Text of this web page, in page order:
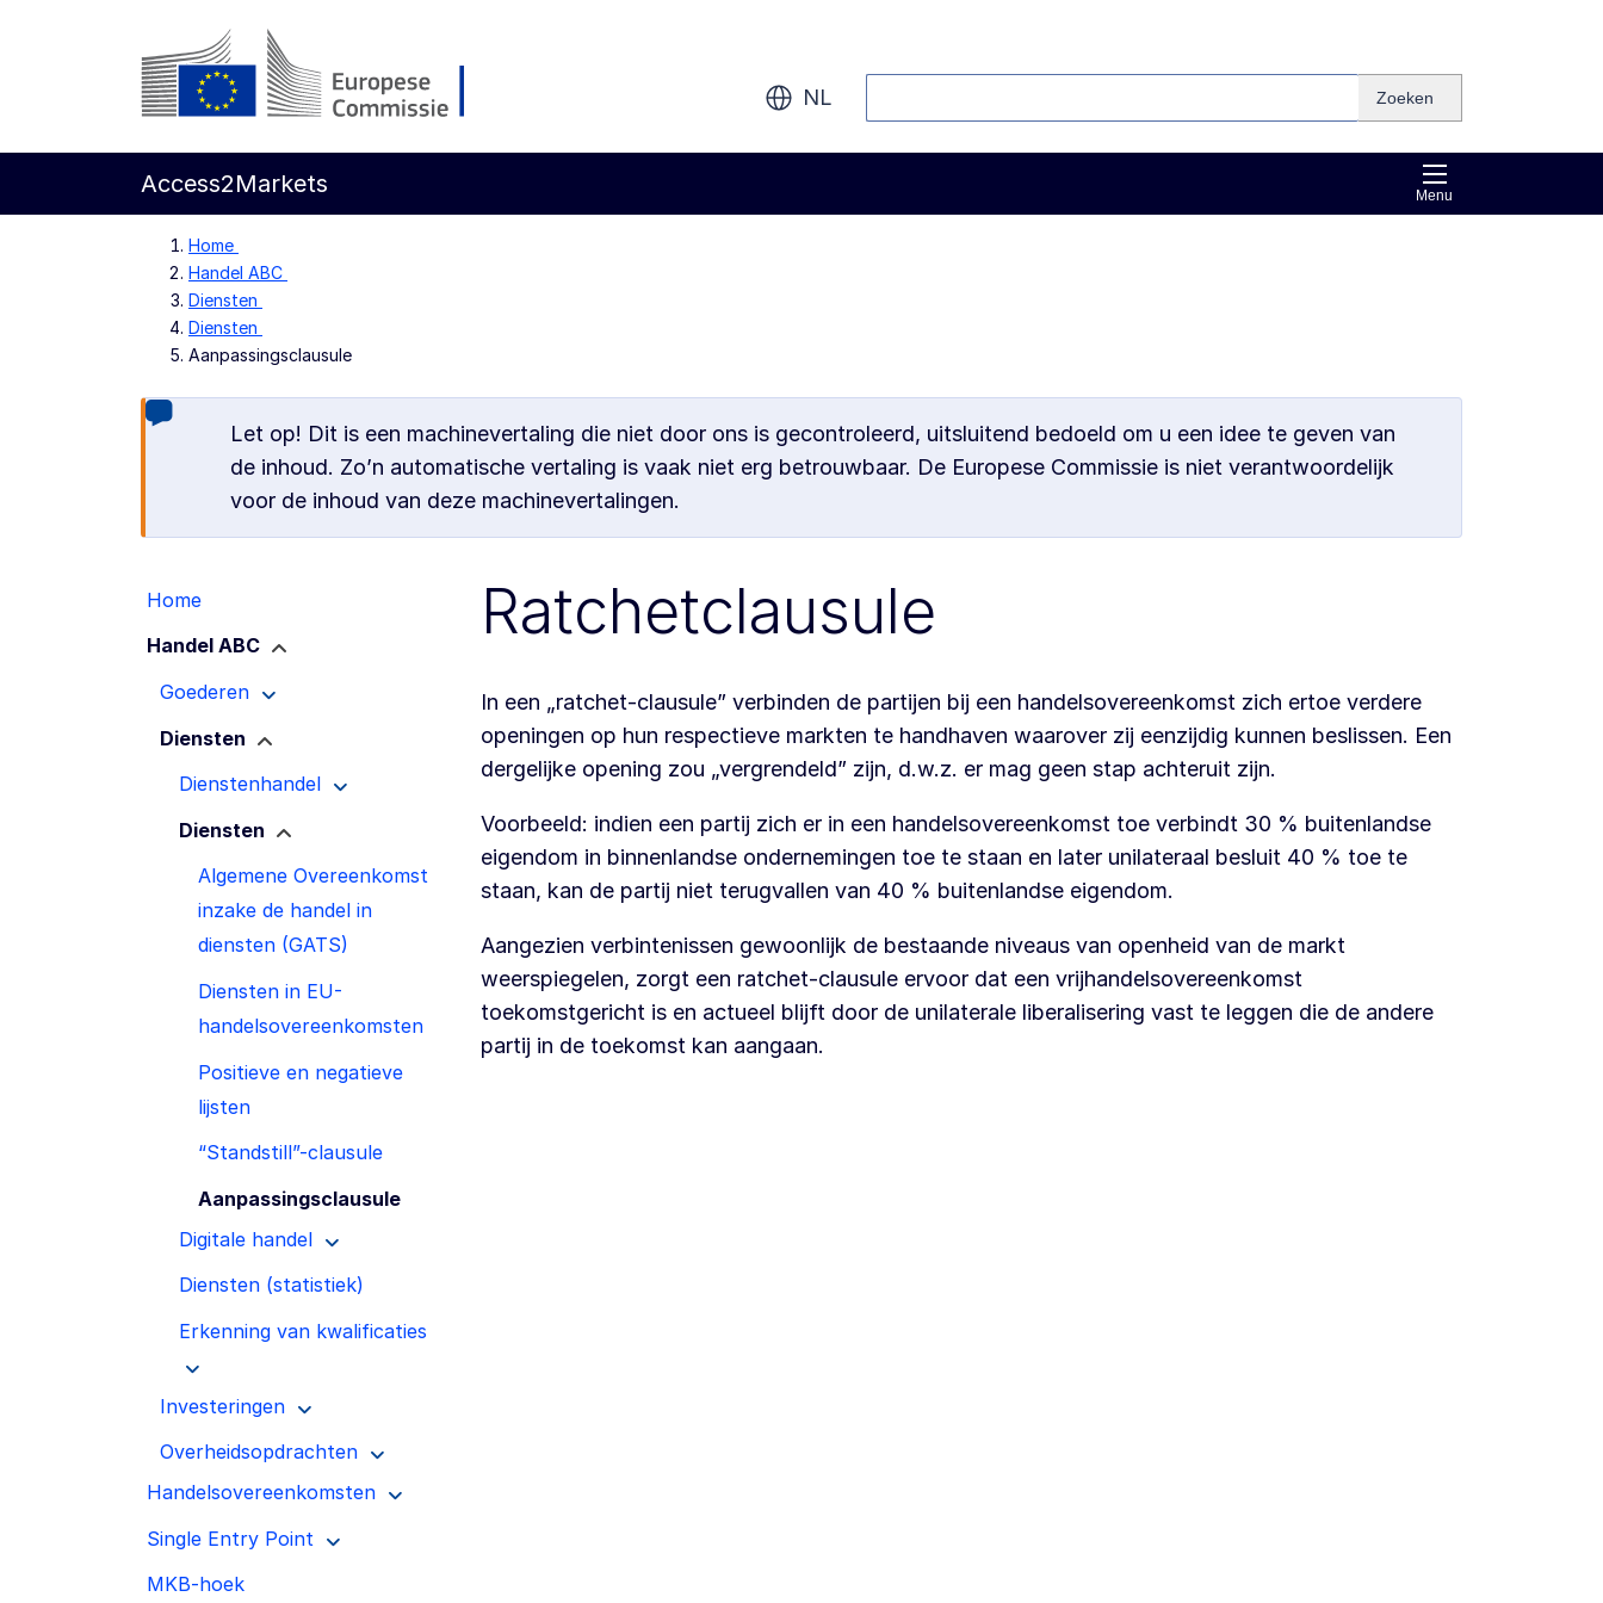
Direct naar de inhoud
NL Zoeken
Menu
Access2Markets
Home
Handel ABC
Diensten
Diensten
Aanpassingsclausule
Let op! Dit is een machinevertaling die niet door ons is gecontroleerd, uitsluitend bedoeld om u een idee te geven van
de inhoud. Zo’n automatische vertaling is vaak niet erg betrouwbaar. De Europese Commissie is niet verantwoordelijk
voor de inhoud van deze machinevertalingen.
Home
Handel ABC
Goederen
Diensten
Dienstenhandel
Diensten
Algemene Overeenkomst
inzake de handel in
diensten (GATS)
Diensten in EU-
handelsovereenkomsten
Positieve en negatieve
lijsten
“Standstill”-clausule
Aanpassingsclausule
Digitale handel
Diensten (statistiek)
Erkenning van kwalificaties
Investeringen
Overheidsopdrachten
Handelsovereenkomsten
Single Entry Point
MKB-hoek
Ratchetclausule
In een „ratchet-clausule” verbinden de partijen bij een handelsovereenkomst zich ertoe verdere
openingen op hun respectieve markten te handhaven waarover zij eenzijdig kunnen beslissen. Een
dergelijke opening zou „vergrendeld” zijn, d.w.z. er mag geen stap achteruit zijn.
Voorbeeld: indien een partij zich er in een handelsovereenkomst toe verbindt 30 % buitenlandse
eigendom in binnenlandse ondernemingen toe te staan en later unilateraal besluit 40 % toe te
staan, kan de partij niet terugvallen van 40 % buitenlandse eigendom.
Aangezien verbintenissen gewoonlijk de bestaande niveaus van openheid van de markt
weerspiegelen, zorgt een ratchet-clausule ervoor dat een vrijhandelsovereenkomst
toekomstgericht is en actueel blijft door de unilaterale liberalisering vast te leggen die de andere
partij in de toekomst kan aangaan.